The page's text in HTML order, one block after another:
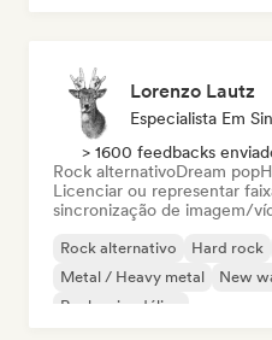
Lorenzo Lautz
Especialista Em
> 1600 feedbacks
Rock alternativoDream pop
Licenciar ou representar
sincronização de imagem/
Rock alternativo Hard rock
Metal / Heavy metal
New
Rock psicodélico